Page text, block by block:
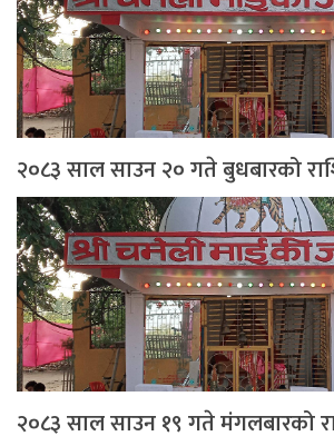
२०८३ साल साउन २० गते बुधबारको
२०८३ साल साउन १९ गते मंगलबारको